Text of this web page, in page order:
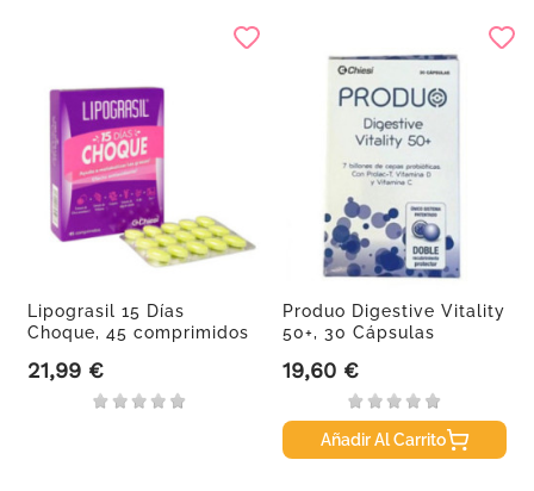
Lipograsil 15 Días
Choque, 45 comprimidos
Precio
21,99 €
Produo Digestive Vitality
50+, 30 Cápsulas
Precio
19,60 €
Añadir Al Carrito